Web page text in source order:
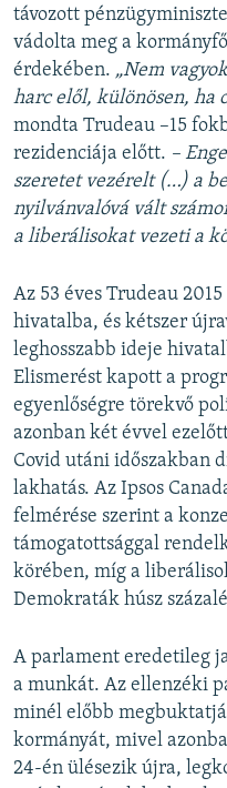
távozott
vádolta meg a
érdekében. „Nem
harc elől, különösen, ha
mondta Trudeau –15
rezidenciája előtt. –
szeretet vezérelt (…) a
nyilvánvalóvá vált
a liberálisokat vezeti a
Az 53 éves Trudeau
hivatalba, és kétszer
leghosszabb ideje
Elismerést kapott a
egyenlőségre törekvő
azonban két évvel
Covid utáni időszakban
lakhatás. Az Ipsos
felmérése szerint a
támogatottsággal
körében, míg a
Demokraták húsz
A parlament eredetileg
a munkát. Az ellenzéki
minél előbb
kormányát, mivel
24-én ülésezik újra,